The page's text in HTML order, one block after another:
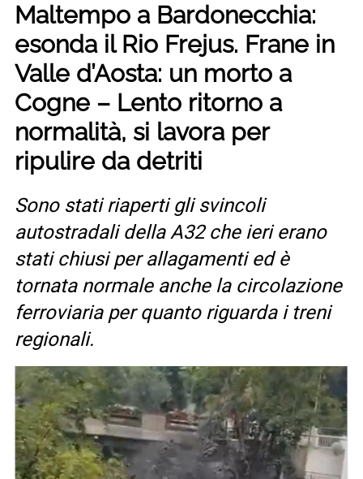
Maltempo a Bardonecchia:
esonda il Rio Frejus. Frane in
Valle d’Aosta: un morto a
Cogne – Lento ritorno a
normalità, si lavora per
ripulire da detriti
Sono stati riaperti gli svincoli
autostradali della A32 che ieri erano
stati chiusi per allagamenti ed è
tornata normale anche la circolazione
ferroviaria per quanto riguarda i treni
regionali.